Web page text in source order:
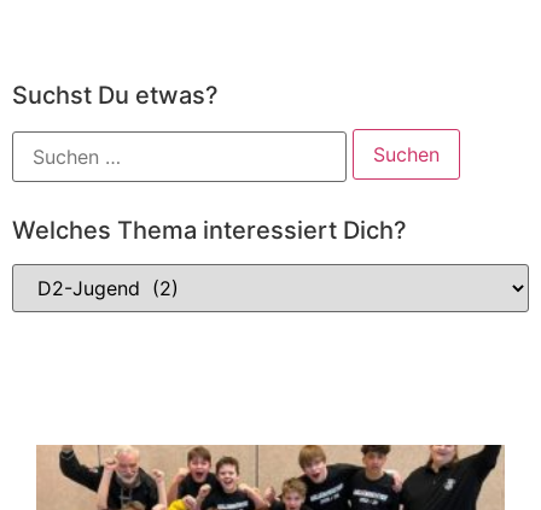
Suchst Du etwas?
Welches Thema interessiert Dich?